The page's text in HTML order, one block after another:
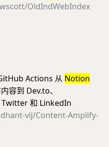
OldIndWebIndex
Actions 从 Notion
容到 Dev.to、
和 LinkedIn
vij/Content-Amplify-